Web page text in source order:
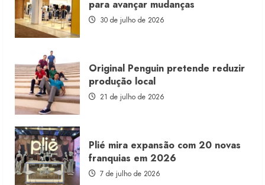
com
estoque
consignado
para avançar mudanças
30 de julho de 2026
Original Penguin pretende reduzir
produção local
21 de julho de 2026
Plié mira expansão com 20 novas
franquias em 2026
7 de julho de 2026